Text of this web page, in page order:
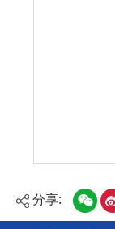
分享: